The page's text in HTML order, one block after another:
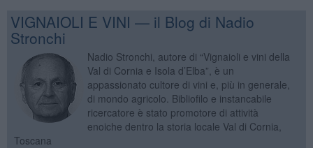
VIGNAIOLI E VINI — il Blog di Nadio
Stronchi
Nadio Stronchi, autore di “Vignaioli e vini della
Val di Cornia e Isola d’Elba”, è un
appassionato cultore di vini e, più in generale,
di mondo agricolo. Bibliofilo e instancabile
ricercatore è stato promotore di attività
enoiche dentro la storia locale Val di Cornia,
Toscana